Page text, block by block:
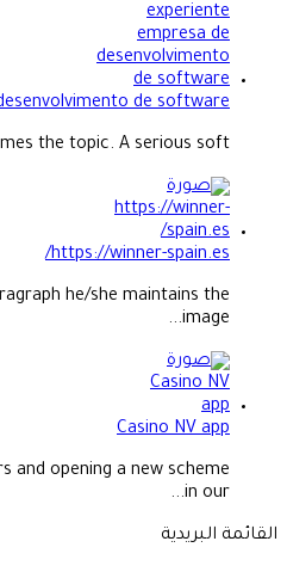
de software
the topic. A serious soft...
https://winner-spain.es/
he/she maintains the
image...
Casino NV app
and opening a new scheme
in our...
القائمة البريدية